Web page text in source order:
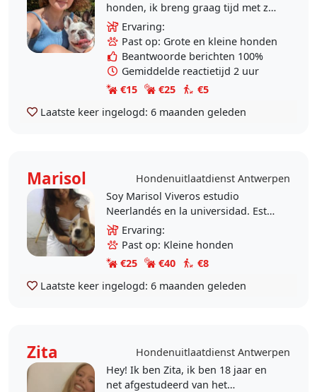
honden, ik breng graag tijd met ze
door. Ik heb momenteel niet de
mogelijkheid om een ​​hond te
hebben, maar ik help..
Ervaring:
Past op: Grote en kleine honden
Beantwoorde berichten 100%
Gemiddelde reactietijd 2 uur
€15
€25
€5
Laatste keer ingelogd: 6 maanden geleden
Marisol
Hondenuitlaatdienst Antwerpen
Soy Marisol Viveros estudio
Neerlandés en la universidad. Estoy
en esta app porque amo los perros
tuve siempre 2 perros cuando vivia
en Colombia. Me..
Ervaring:
Past op: Kleine honden
€25
€40
€8
Laatste keer ingelogd: 6 maanden geleden
Zita
Hondenuitlaatdienst Antwerpen
Hey! Ik ben Zita, ik ben 18 jaar en
net afgestudeerd van het